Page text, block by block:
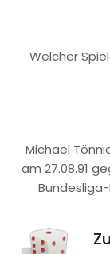
Welcher
Michael
am 27.08.91